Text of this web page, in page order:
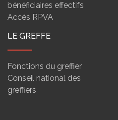
bénéficiaires effectifs
Accès RPVA
LE GREFFE
Fonctions du greffier
Conseil national des
greffiers